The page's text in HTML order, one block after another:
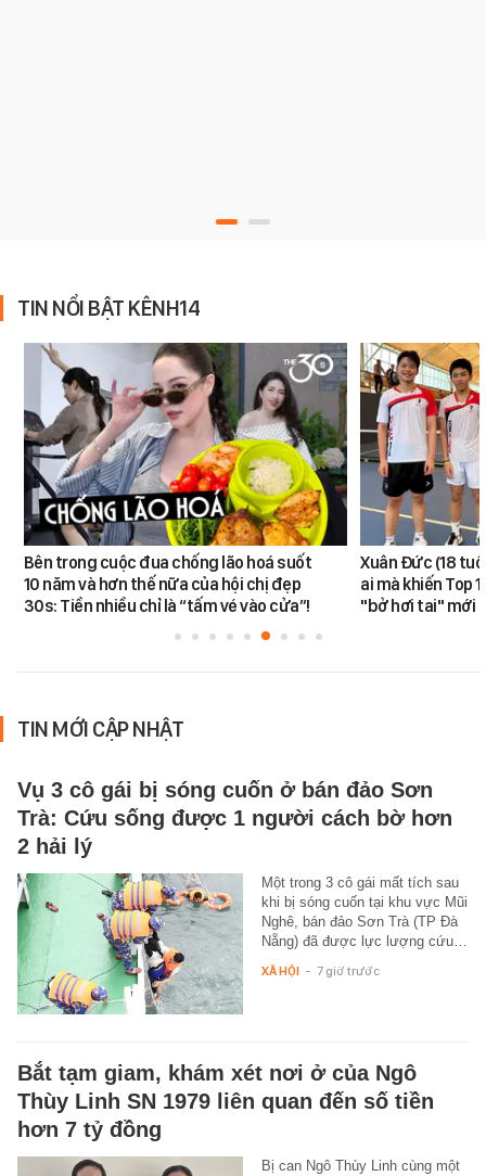
TIN NỔI BẬT KÊNH14
Bên trong cuộc đua chống lão hoá suốt
10 năm và hơn thế nữa của hội chị đẹp
30s: Tiền nhiều chỉ là “tấm vé vào cửa”!
Xuân Đức (18
ai mà khiến Top
"bở hơi tai" mới
TIN MỚI CẬP NHẬT
Vụ 3 cô gái bị sóng cuốn ở bán đảo Sơn
Trà: Cứu sống được 1 người cách bờ hơn
2 hải lý
Một trong 3 cô gái mất tích sau
khi bị sóng cuốn tại khu vực Mũi
Nghê, bán đảo Sơn Trà (TP Đà
Nẵng) đã được lực lượng cứu…
XÃ HỘI - 7 giờ trước
Bắt tạm giam, khám xét nơi ở của Ngô
Thùy Linh SN 1979 liên quan đến số tiền
hơn 7 tỷ đồng
Bị can Ngô Thùy Linh cùng một